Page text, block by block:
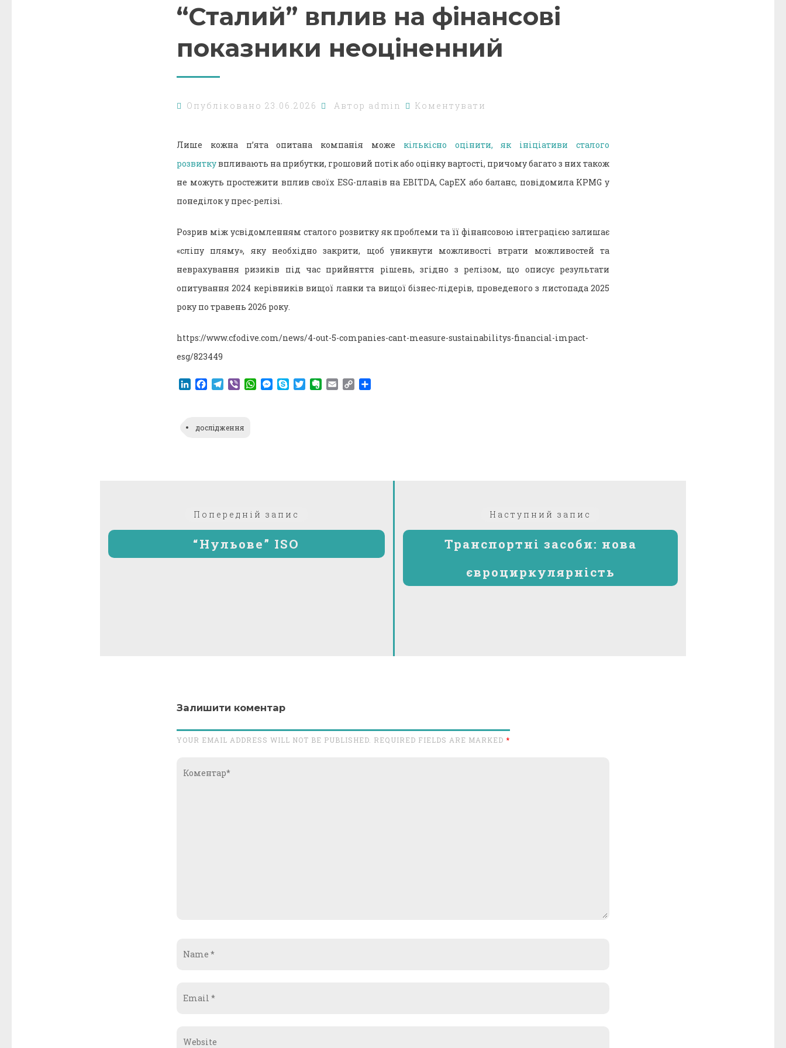
“Сталий” вплив на фінансові
показники неоціненний
Опубліковано 23.06.2026 Автор admin Коментувати
Лише кожна п’ята опитана компанія може кількісно оцінити, як ініціативи сталого
розвиткувпливають на прибутки, грошовий потік або оцінку вартості, причому багато з них також
не можуть простежити вплив своїх ESG-планів на EBITDA, CapEX або баланс, повідомила KPMG у
понеділок у прес-релізі.
Розрив між усвідомленням сталого розвитку як проблеми та її фінансовою інтеграцією залишає
«сліпу пляму», яку необхідно закрити, щоб уникнути можливості втрати можливостей та
неврахування ризиків під час прийняття рішень, згідно з релізом, що описує результати
опитування 2024 керівників вищої ланки та вищої бізнес-лідерів, проведеного з листопада 2025
року по травень 2026 року.
https://www.cfodive.com/news/4-out-5-companies-cant-measure-sustainabilitys-financial-impact-
esg/823449
LinkedIn
Facebook
Telegram
ViberWhatsApp
Messenger
SkypeTwitterEvernote
EmailCopy
дослідження
Попередній запис
“Нульове” ISO
Наступний запис
запис:
Транспортні засоби: нова
євроциркулярність
Залишити коментар
YOUR EMAIL ADDRESS WILL NOT BE PUBLISHED. REQUIRED FIELDS ARE MARKED *